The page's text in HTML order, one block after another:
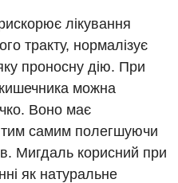
лікування
тракту, нормалізує
проносну дію. При
можна
Воно має
тим самим полегшуючи
Мигдаль корисний при
як натуральне